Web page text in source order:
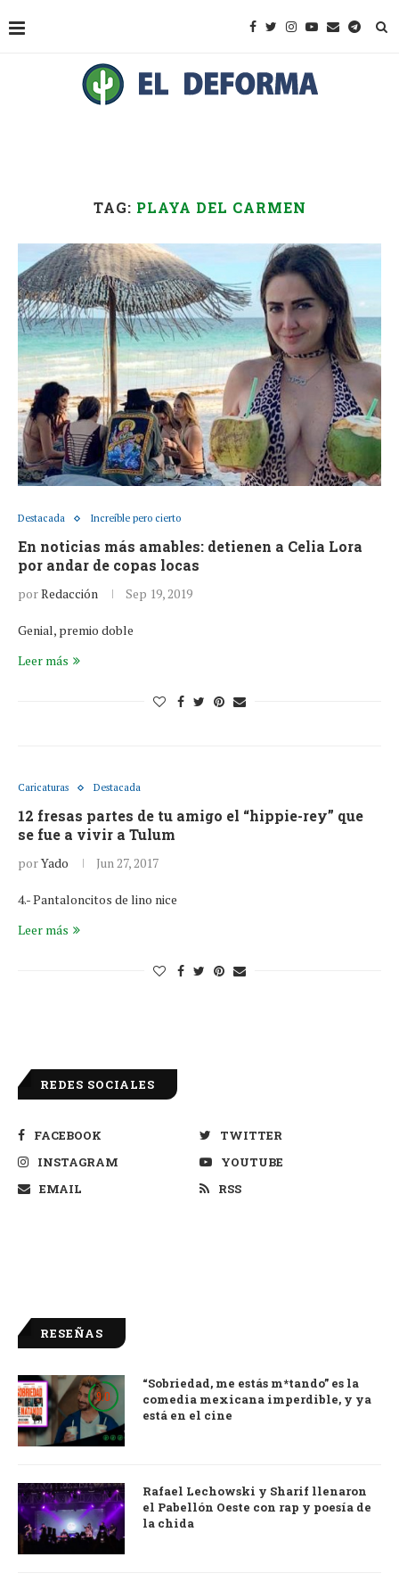
TAG: PLAYA DEL CARMEN
Destacada Increíble pero cierto
En noticias más amables: detienen a Celia Lora
por andar de copas locas
porRedacción Sep 19, 2019
Genial, premio doble
Leer más
Caricaturas Destacada
12 fresas partes de tu amigo el “hippie-rey” que
se fue a vivir a Tulum
porYado Jun 27, 2017
4.- Pantaloncitos de lino nice
Leer más
REDES SOCIALES
FACEBOOK
TWITTER
INSTAGRAM
YOUTUBE
EMAIL
RSS
RESEÑAS
9.0
“Sobriedad, me estás m*tando” es la
comedia mexicana imperdible, y ya
está en el cine
Rafael Lechowski y Sharif llenaron
el Pabellón Oeste con rap y poesía de
la chida